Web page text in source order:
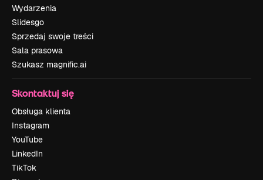
Wydarzenia
Slidesgo
Sprzedaj swoje treści
Sala prasowa
Szukasz magnific.ai
Skontaktuj się
Obsługa klienta
Instagram
YouTube
LinkedIn
TikTok